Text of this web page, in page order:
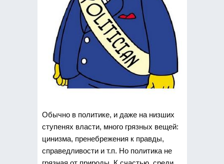
Обычно в политике, и даже на низших
ступенях власти, много грязных вещей:
цинизма, пренебрежения к правды,
справедливости и т.п. Но политика не